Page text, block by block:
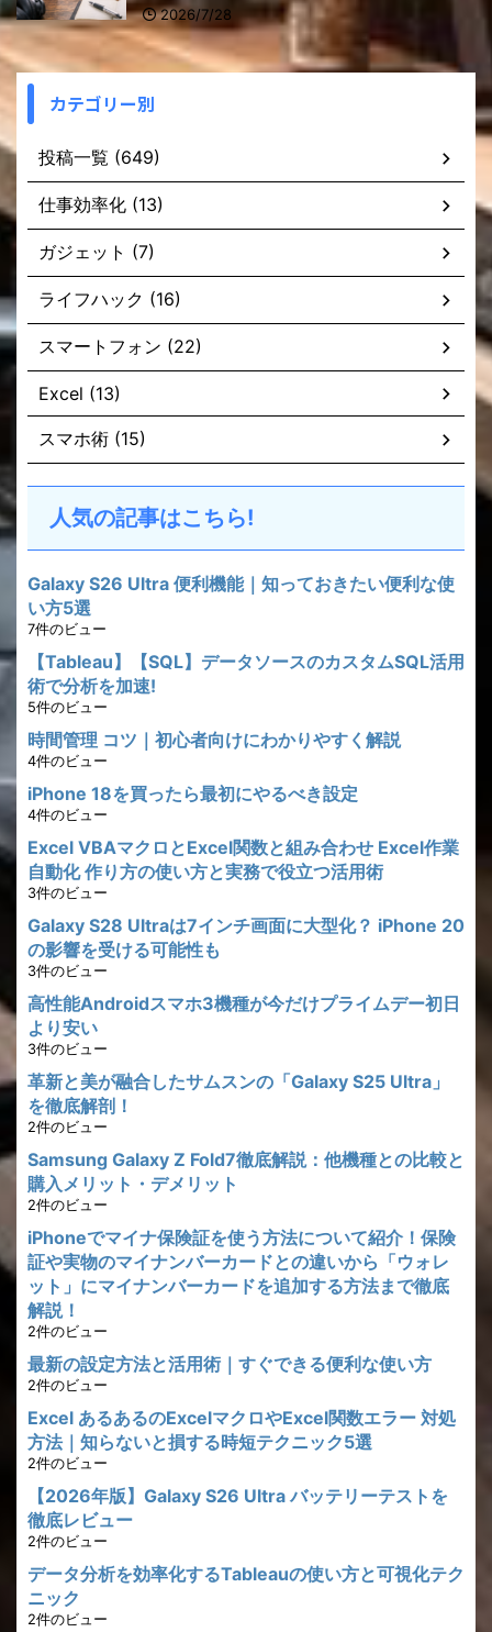
2026/7/28
カテゴリー別
投稿一覧 (649)
仕事効率化 (13)
ガジェット (7)
ライフハック (16)
スマートフォン (22)
Excel (13)
スマホ術 (15)
人気の記事はこちら!
Galaxy S26 Ultra 便利機能｜知っておきたい便利な使
い方5選
7件のビュー
【Tableau】【SQL】データソースのカスタムSQL活用
術で分析を加速!
5件のビュー
時間管理 コツ｜初心者向けにわかりやすく解説
4件のビュー
iPhone 18を買ったら最初にやるべき設定
4件のビュー
Excel VBAマクロとExcel関数と組み合わせ Excel作業
自動化 作り方の使い方と実務で役立つ活用術
3件のビュー
Galaxy S28 Ultraは7インチ画面に大型化？ iPhone 20
の影響を受ける可能性も
3件のビュー
高性能Androidスマホ3機種が今だけプライムデー初日
より安い
3件のビュー
革新と美が融合したサムスンの「Galaxy S25 Ultra」
を徹底解剖！
2件のビュー
Samsung Galaxy Z Fold7徹底解説：他機種との比較と
購入メリット・デメリット
2件のビュー
iPhoneでマイナ保険証を使う方法について紹介！保険
証や実物のマイナンバーカードとの違いから「ウォレ
ット」にマイナンバーカードを追加する方法まで徹底
解説！
2件のビュー
最新の設定方法と活用術｜すぐできる便利な使い方
2件のビュー
Excel あるあるのExcelマクロやExcel関数エラー 対処
方法｜知らないと損する時短テクニック5選
2件のビュー
【2026年版】Galaxy S26 Ultra バッテリーテストを
徹底レビュー
2件のビュー
データ分析を効率化するTableauの使い方と可視化テク
ニック
2件のビュー